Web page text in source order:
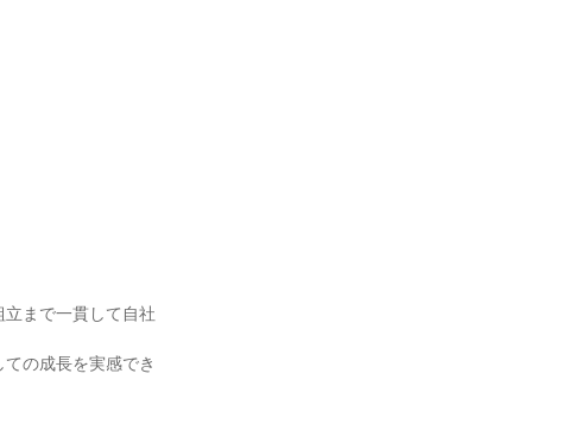
まで一貫して自社
の成長を実感でき